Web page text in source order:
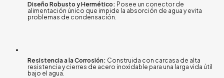
Diseño Robusto y Hermético: Posee un conector de
alimentación único que impide la absorción de agua y evita
problemas de condensación.
Resistencia a la Corrosión: Construida con carcasa de alta
resistencia y cierres de acero inoxidable para una larga vida útil
bajo el agua.